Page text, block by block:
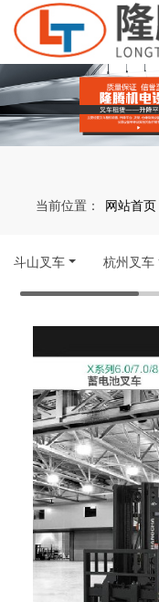
当前位置： 网站首页
斗山叉车 杭州叉车